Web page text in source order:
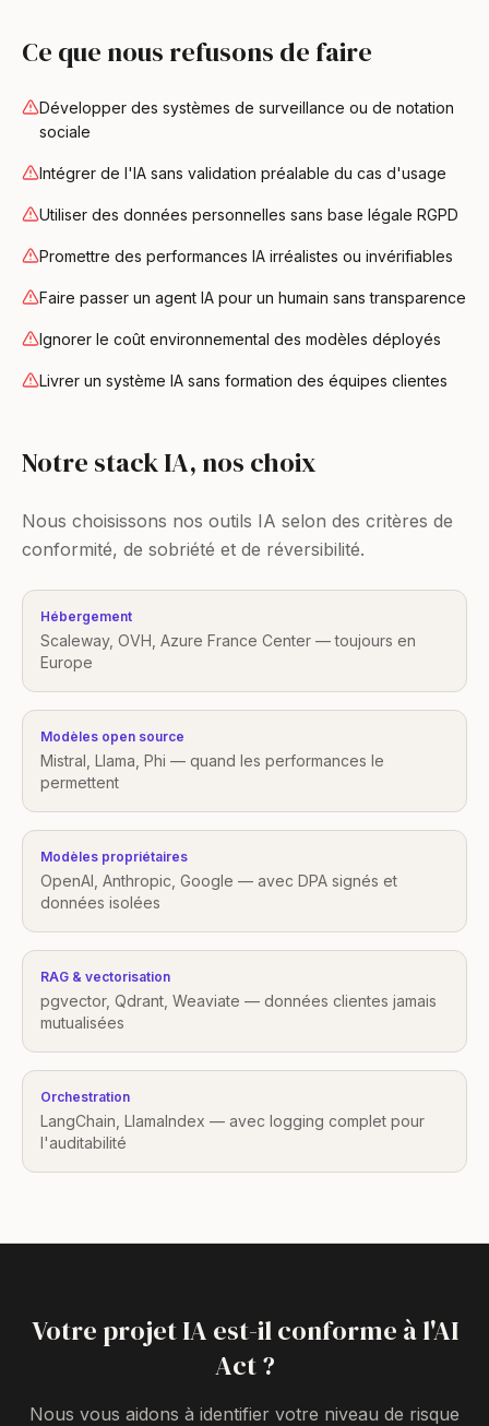
Ce que nous refusons de faire
Développer des systèmes de surveillance ou de notation
sociale
Intégrer de l'IA sans validation préalable du cas d'usage
Utiliser des données personnelles sans base légale RGPD
Promettre des performances IA irréalistes ou invérifiables
Faire passer un agent IA pour un humain sans transparence
Ignorer le coût environnemental des modèles déployés
Livrer un système IA sans formation des équipes clientes
Notre stack IA, nos choix
Nous choisissons nos outils IA selon des critères de
conformité, de sobriété et de réversibilité.
Hébergement
Scaleway, OVH, Azure France Center — toujours en
Europe
Modèles open source
Mistral, Llama, Phi — quand les performances le
permettent
Modèles propriétaires
OpenAI, Anthropic, Google — avec DPA signés et
données isolées
RAG & vectorisation
pgvector, Qdrant, Weaviate — données clientes jamais
mutualisées
Orchestration
LangChain, LlamaIndex — avec logging complet pour
l'auditabilité
Votre projet IA est-il conforme à l'AI
Act ?
Nous vous aidons à identifier votre niveau de risque